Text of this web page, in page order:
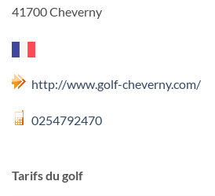
41700 Cheverny
http://www.golf-cheverny.com/
0254792470
Tarifs du golf